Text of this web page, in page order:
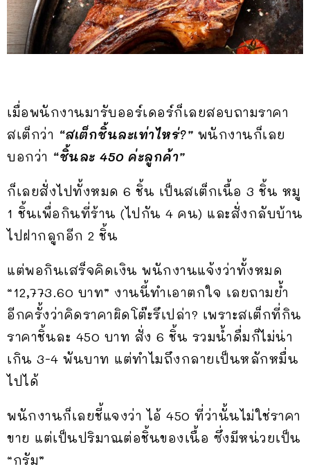
เมื่อพนักงานมารับออร์เดอร์ก็เลยสอบถามราคา
สเต็กว่า “สเต็กชิ้นละเท่าไหร่?” พนักงานก็เลย
บอกว่า “ชิ้นละ 450 ค่ะลูกค้า”
ก็เลยสั่งไปทั้งหมด 6 ชิ้น เป็นสเต็กเนื้อ 3 ชิ้น หมู
1 ชิ้นเพื่อกินที่ร้าน (ไปกัน 4 คน) และสั่งกลับบ้าน
ไปฝากลูกอีก 2 ชิ้น
แต่พอกินเสร็จคิดเงิน พนักงานแจ้งว่าทั้งหมด
“12,773.60 บาท” งานนี้ทำเอาตกใจ เลยถามย้ำ
อีกครั้งว่าคิดราคาผิดโต๊ะรึเปล่า? เพราะสเต็กที่กิน
ราคาชิ้นละ 450 บาท สั่ง 6 ชิ้น รวมน้ำดื่มก็ไม่น่า
เกิน 3-4 พันบาท แต่ทำไมถึงกลายเป็นหลักหมื่น
ไปได้
พนักงานก็เลยชี้แจงว่า ไอ้ 450 ที่ว่านั้นไม่ใช่ราคา
ขาย แต่เป็นปริมาณต่อชิ้นของเนื้อ ซึ่งมีหน่วยเป็น
“กรัม”